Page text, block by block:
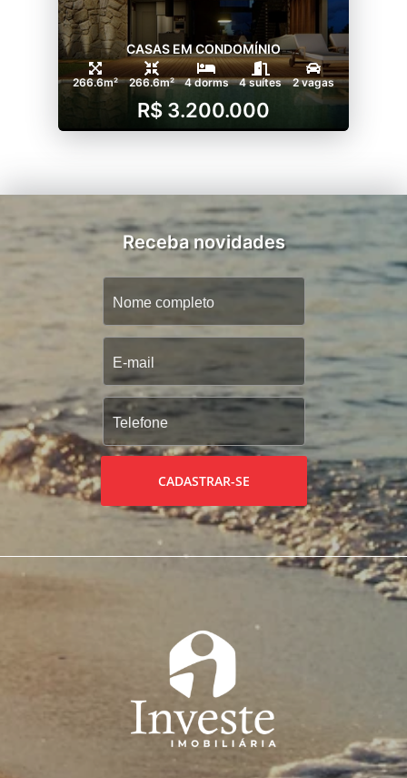
CASAS EM CONDOMÍNIO
266.6m² 266.6m² 4 dorms 4 suítes 2 vagas
R$ 3.200.000
Receba novidades
CADASTRAR-SE